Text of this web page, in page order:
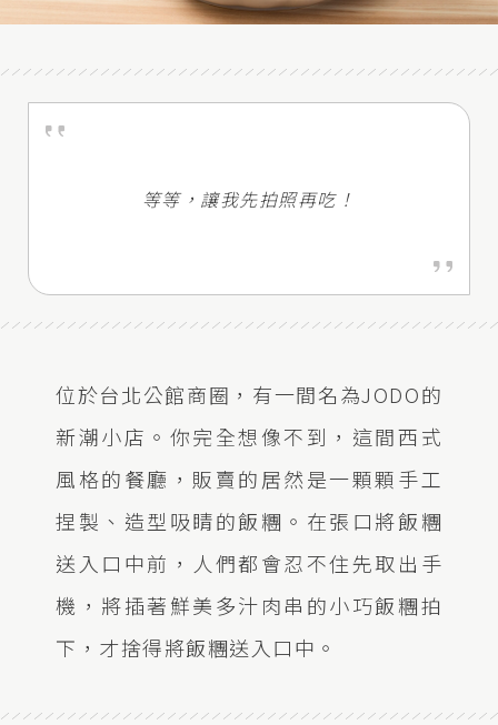
等等，讓我先拍照再吃！
位於台北公館商圈，有一間名為JODO的
新潮小店。你完全想像不到，這間西式
風格的餐廳，販賣的居然是一顆顆手工
捏製、造型吸睛的飯糰。在張口將飯糰
送入口中前，人們都會忍不住先取出手
機，將插著鮮美多汁肉串的小巧飯糰拍
下，才捨得將飯糰送入口中。